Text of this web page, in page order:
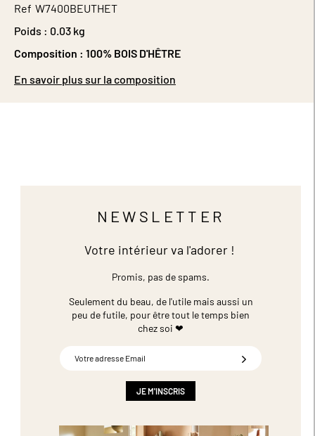
Ref W7400BEUTHET
Poids : 0.03 kg
Composition : 100% BOIS D'HÊTRE
En savoir plus sur la composition
NEWSLETTER
Votre intérieur va l'adorer !
Promis, pas de spams.
Seulement du beau, de l'utile mais aussi un
peu de futile, pour être tout le temps bien
chez soi ❤
JE M'INSCRIS